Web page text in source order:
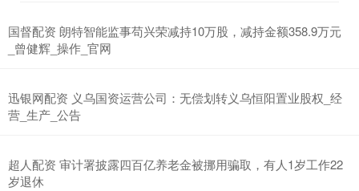
国督配资 朗特智能监事苟兴荣减持10万股，减持金额358.9万元
_曾健辉_操作_官网
迅银网配资 义乌国资运营公司：无偿划转义乌恒阳置业股权_经
营_生产_公告
超人配资 审计署披露四百亿养老金被挪用骗取，有人1岁工作22
岁退休